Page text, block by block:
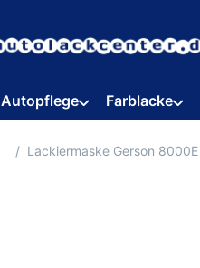
Autopflege Farblacke
Startseite
Lackiermaske Gerson 8000E